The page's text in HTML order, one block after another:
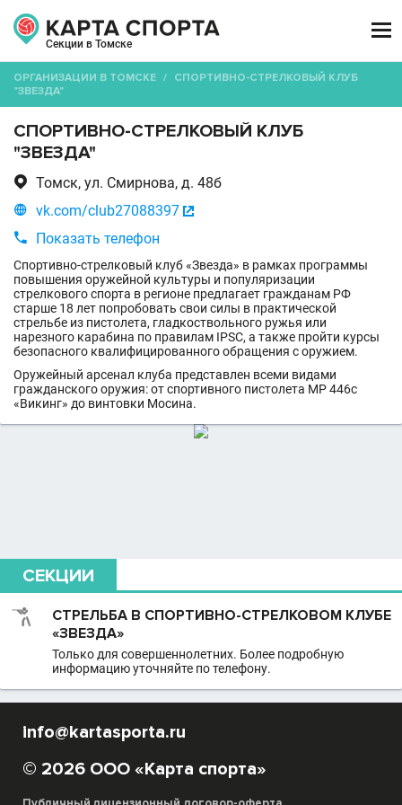
Секции в Томске

ОРГАНИЗАЦИИ В ТОМСКЕ / СПОРТИВНО-СТРЕЛКОВЫЙ КЛУБ
"ЗВЕЗДА"
СПОРТИВНО-СТРЕЛКОВЫЙ КЛУБ
"ЗВЕЗДА"
 Томск, ул. Смирнова, д. 48б
 vk.com/club27088397 

Показать телефон
Спортивно-стрелковый клуб «Звезда» в рамках программы
повышения оружейной культуры и популяризации
стрелкового спорта в регионе предлагает гражданам РФ
старше 18 лет попробовать свои силы в практической
стрельбе из пистолета, гладкоствольного ружья или
нарезного карабина по правилам IPSC, а также пройти курсы
безопасного квалифицированного обращения с оружием.
Оружейный арсенал клуба представлен всеми видами
гражданского оружия: от спортивного пистолета МР 446с
«Викинг» до винтовки Мосина.
СЕКЦИИ
СТРЕЛЬБА В СПОРТИВНО-СТРЕЛКОВОМ КЛУБЕ
«ЗВЕЗДА»
Только для совершеннолетних. Более подробную
информацию уточняйте по телефону.
info@kartasporta.ru
© 2026 ООО «Карта спорта»